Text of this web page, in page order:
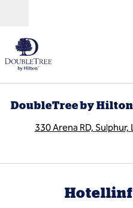
DoubleTree by
330 Arena RD,